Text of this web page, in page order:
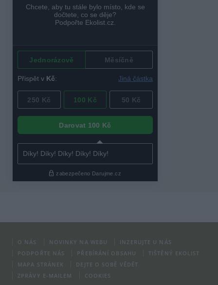
O NÁS NOVINKY NA WEBU
INZERUJTE U NÁS
PODPOŘTE NÁS
PŘEBÍRÁNÍ OBSAHU
TIŠTĚNÝ EKOLIST
MAPA STRÁNEK
DEJTE O SOBĚ VĚDĚT
ZPRÁVY E-MAILEM
COOKIES